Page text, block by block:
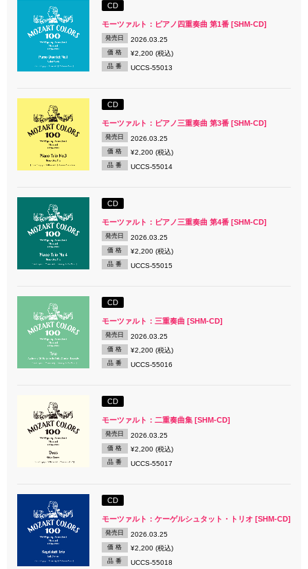
CD
モーツァルト：ピアノ四重奏曲 第1番 [SHM-CD]
発売日 2026.03.25
価 格 ¥2,200 (税込)
品 番 UCCS-55013
CD
モーツァルト：ピアノ三重奏曲 第3番 [SHM-CD]
発売日 2026.03.25
価 格 ¥2,200 (税込)
品 番 UCCS-55014
CD
モーツァルト：ピアノ三重奏曲 第4番 [SHM-CD]
発売日 2026.03.25
価 格 ¥2,200 (税込)
品 番 UCCS-55015
CD
モーツァルト：三重奏曲 [SHM-CD]
発売日 2026.03.25
価 格 ¥2,200 (税込)
品 番 UCCS-55016
CD
モーツァルト：二重奏曲集 [SHM-CD]
発売日 2026.03.25
価 格 ¥2,200 (税込)
品 番 UCCS-55017
CD
モーツァルト：ケーゲルシュタット・トリオ [SHM-CD]
発売日 2026.03.25
価 格 ¥2,200 (税込)
品 番 UCCS-55018